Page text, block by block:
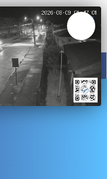
DEPORTES